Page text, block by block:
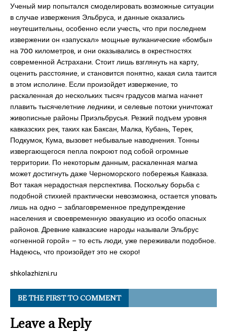
Ученый мир попытался смоделировать возможные ситуации
в случае извержения Эльбруса, и данные оказались
неутешительны, особенно если учесть, что при последнем
извержении он «запускал» мощные вулканические «бомбы»
на 700 километров, и они оказывались в окрестностях
современной Астрахани. Стоит лишь взглянуть на карту,
оценить расстояние, и становится понятно, какая сила таится
в этом исполине. Если произойдет извержение, то
раскаленная до нескольких тысяч градусов магма начнет
плавить тысячелетние ледники, и селевые потоки уничтожат
живописные районы Приэльбрусья. Резкий подъем уровня
кавказских рек, таких как Баксан, Малка, Кубань, Терек,
Подкумок, Кума, вызовет небывалые наводнения. Тонны
извергающегося пепла покроют под собой огромные
территории. По некоторым данным, раскаленная магма
может достигнуть даже Черноморского побережья Кавказа.
Вот такая нерадостная перспектива. Поскольку борьба с
подобной стихией практически невозможна, остается уповать
лишь на одно – заблаговременное предупреждение
населения и своевременную эвакуацию из особо опасных
районов. Древние кавказские народы называли Эльбрус
«огненной горой» – то есть люди, уже переживали подобное.
Надеюсь, что произойдет это не скоро!
shkolazhizni.ru
BE THE FIRST TO COMMENT
Leave a Reply